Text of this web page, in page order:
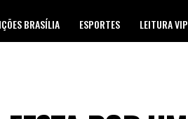
BRASÍLIA ESPORTES LEITURA VIP